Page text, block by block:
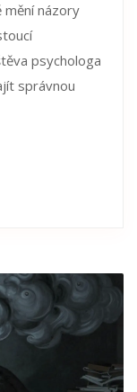
názory
psychologa
správnou